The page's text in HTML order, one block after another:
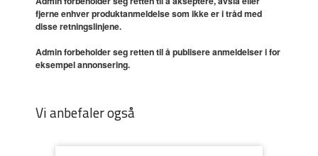
fjerne enhver produktanmeldelse som ikke er i tråd med
disse retningslinjene.
Admin forbeholder seg retten til å publisere anmeldelser i for
eksempel annonsering.
Vi anbefaler også